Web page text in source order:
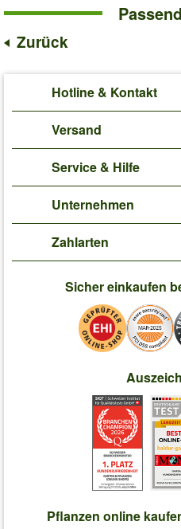
Zurück
Hotline & Kontakt
Versand
Service & Hilfe
Unternehmen
Zahlarten
Sicher einkaufen
Pflanzen online